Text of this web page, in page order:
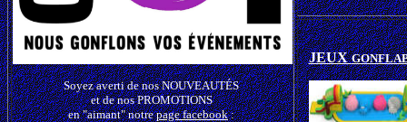
Soyez averti de nos NOUVEAUTÉS
et de nos PROMOTIONS
en "aimant" notrepage facebook:
JEUX